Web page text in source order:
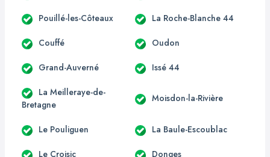
Pouillé-les-Côteaux La Roche-Blanche 44
Couffé Oudon
Grand-Auverné Issé 44
La Meilleraye-de-
Bretagne
Moisdon-la-Rivière
Le Pouliguen La Baule-Escoublac
Le Croisic Donges